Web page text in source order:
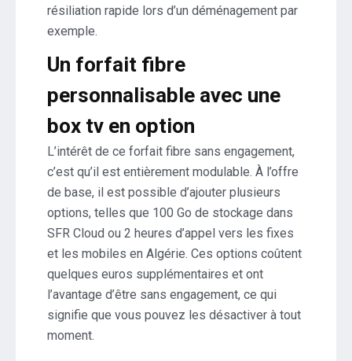
résiliation rapide lors d’un déménagement par
exemple.
Un forfait fibre
personnalisable avec une
box tv en option
L’intérêt de ce forfait fibre sans engagement,
c’est qu’il est entièrement modulable. À l’offre
de base, il est possible d’ajouter plusieurs
options, telles que 100 Go de stockage dans
SFR Cloud ou 2 heures d’appel vers les fixes
et les mobiles en Algérie. Ces options coûtent
quelques euros supplémentaires et ont
l’avantage d’être sans engagement, ce qui
signifie que vous pouvez les désactiver à tout
moment.